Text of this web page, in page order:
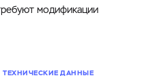
модификации
ТЕХНИЧЕСКИЕ ДАННЫЕ